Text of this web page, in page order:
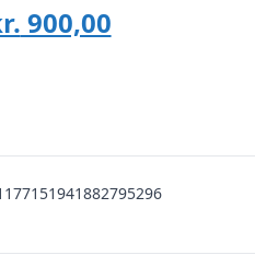
1.000,00.
900,00Den
kr. 900,00.